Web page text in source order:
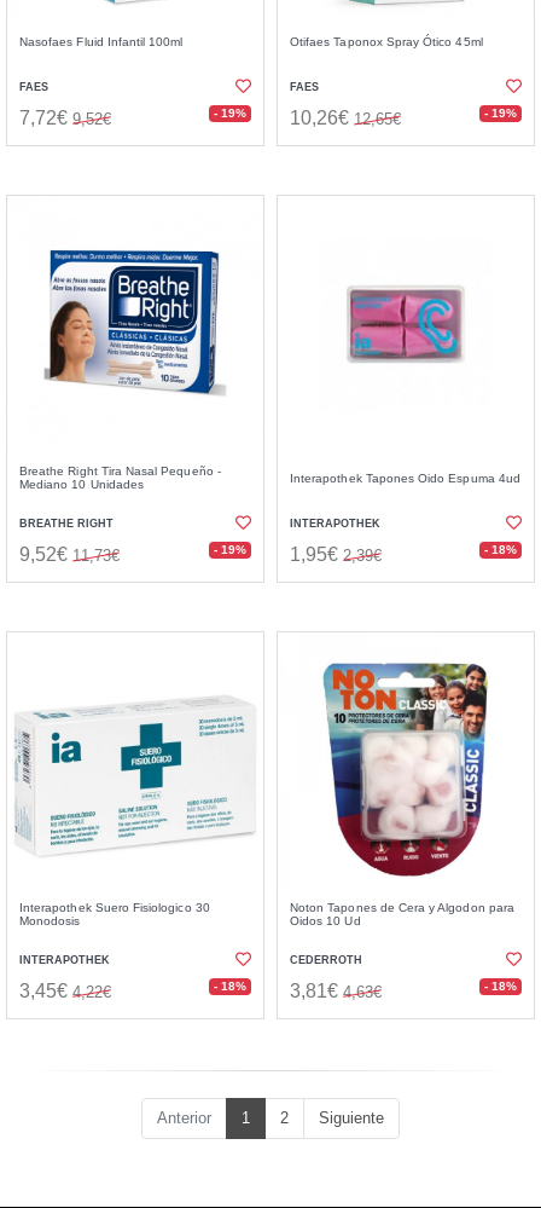
Nasofaes Fluid Infantil 100ml
FAES
7,72€ 9,52€ - 19%
Otifaes Taponox Spray Ótico 45ml
FAES
10,26€ 12,65€ - 19%
Breathe Right Tira Nasal Pequeño -
Mediano 10 Unidades
BREATHE RIGHT
9,52€ 11,73€ - 19%
Interapothek Tapones Oido Espuma 4ud
INTERAPOTHEK
1,95€ 2,39€ - 18%
Interapothek Suero Fisiologico 30
Monodosis
INTERAPOTHEK
3,45€ 4,22€ - 18%
Noton Tapones de Cera y Algodon para
Oidos 10 Ud
CEDERROTH
3,81€ 4,63€ - 18%
Anterior 1 2 Siguiente